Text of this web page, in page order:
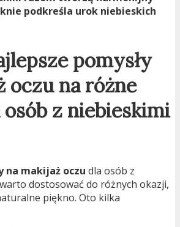
podkreśla urok niebieskich
pomysły
oczu na różne
osób z niebieskimi
na makijaż oczu dla osób z
dostosować do różnych okazji,
piękno. Oto kilka